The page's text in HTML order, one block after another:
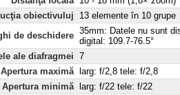
obiectivuluj
13 elemente în 10 grupe
de deschidere 35mm: Datele nu sunt
digital: 109.7-76.5°
ale diafragmei 7
Apertura maximă
larg: f/2,8 tele: f/2,8
Apertura minimă
larg: f/22 tele: f/22